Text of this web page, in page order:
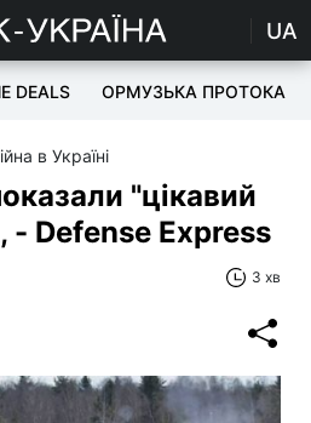
UA
DEALS ОРМУЗЬКА ПРОТОКА
в Україні
"цікавий
- Defense Express
3 хв